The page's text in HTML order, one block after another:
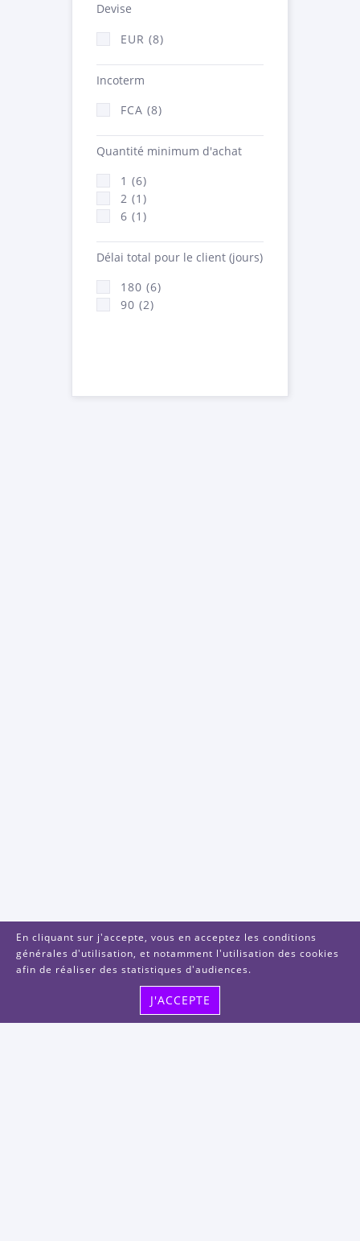
Devise
EUR (8)
Incoterm
FCA (8)
Quantité minimum d'achat
1 (6)
2 (1)
6 (1)
Délai total pour le client (jours)
180 (6)
90 (2)
En cliquant sur j'accepte, vous en acceptez les conditions
générales d'utilisation, et notamment l'utilisation des cookies
afin de réaliser des statistiques d'audiences.
J'ACCEPTE